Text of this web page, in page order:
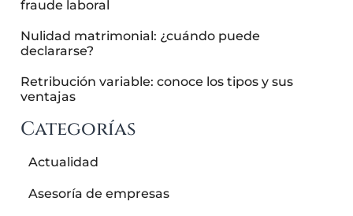
fraude laboral
Nulidad matrimonial: ¿cuándo puede
declararse?
Retribución variable: conoce los tipos y sus
ventajas
Categorías
Actualidad
Asesoría de empresas